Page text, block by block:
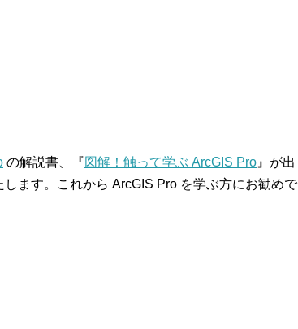
の解説書、『図解！触って学ぶ ArcGIS Pro 』が出
ます。これから ArcGIS Pro を学ぶ方にお勧めで